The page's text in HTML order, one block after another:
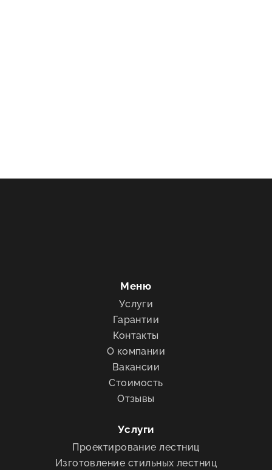
Меню
Услуги
Гарантии
Контакты
О компании
Вакансии
Стоимость
Отзывы
Услуги
Проектирование лестниц
Изготовление стильных лестниц